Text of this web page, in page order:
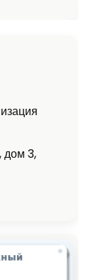
дом 3,